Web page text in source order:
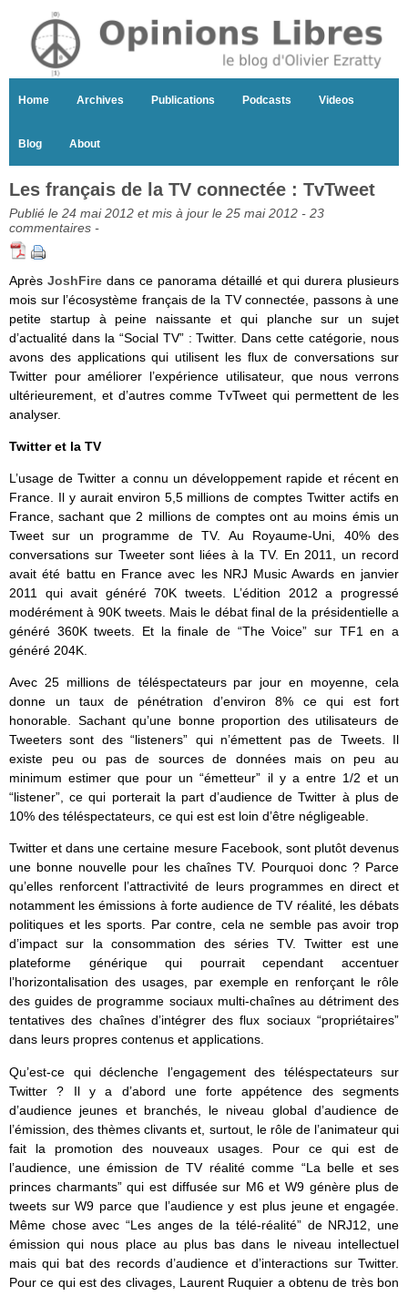
Home Archives Publications Podcasts Videos
Blog About
Les français de la TV connectée : TvTweet
Publié le 24 mai 2012 et mis à jour le 25 mai 2012 - 23
commentaires -
Après JoshFire dans ce panorama détaillé et qui durera plusieurs
mois sur l’écosystème français de la TV connectée, passons à une
petite startup à peine naissante et qui planche sur un sujet
d’actualité dans la “Social TV” : Twitter. Dans cette catégorie, nous
avons des applications qui utilisent les flux de conversations sur
Twitter pour améliorer l’expérience utilisateur, que nous verrons
ultérieurement, et d’autres comme TvTweet qui permettent de les
analyser.
Twitter et la TV
L’usage de Twitter a connu un développement rapide et récent en
France. Il y aurait environ 5,5 millions de comptes Twitter actifs en
France, sachant que 2 millions de comptes ont au moins émis un
Tweet sur un programme de TV. Au Royaume-Uni, 40% des
conversations sur Tweeter sont liées à la TV. En 2011, un record
avait été battu en France avec les NRJ Music Awards en janvier
2011 qui avait généré 70K tweets. L’édition 2012 a progressé
modérément à 90K tweets. Mais le débat final de la présidentielle a
généré 360K tweets. Et la finale de “The Voice” sur TF1 en a
généré 204K.
Avec 25 millions de téléspectateurs par jour en moyenne, cela
donne un taux de pénétration d’environ 8% ce qui est fort
honorable. Sachant qu’une bonne proportion des utilisateurs de
Tweeters sont des “listeners” qui n’émettent pas de Tweets. Il
existe peu ou pas de sources de données mais on peu au
minimum estimer que pour un “émetteur” il y a entre 1/2 et un
“listener”, ce qui porterait la part d’audience de Twitter à plus de
10% des téléspectateurs, ce qui est est loin d’être négligeable.
Twitter et dans une certaine mesure Facebook, sont plutôt devenus
une bonne nouvelle pour les chaînes TV. Pourquoi donc ? Parce
qu’elles renforcent l’attractivité de leurs programmes en direct et
notamment les émissions à forte audience de TV réalité, les débats
politiques et les sports. Par contre, cela ne semble pas avoir trop
d’impact sur la consommation des séries TV. Twitter est une
plateforme générique qui pourrait cependant accentuer
l’horizontalisation des usages, par exemple en renforçant le rôle
des guides de programme sociaux multi-chaînes au détriment des
tentatives des chaînes d’intégrer des flux sociaux “propriétaires”
dans leurs propres contenus et applications.
Qu’est-ce qui déclenche l’engagement des téléspectateurs sur
Twitter ? Il y a d’abord une forte appétence des segments
d’audience jeunes et branchés, le niveau global d’audience de
l’émission, des thèmes clivants et, surtout, le rôle de l’animateur qui
fait la promotion des nouveaux usages. Pour ce qui est de
l’audience, une émission de TV réalité comme “La belle et ses
princes charmants” qui est diffusée sur M6 et W9 génère plus de
tweets sur W9 parce que l’audience y est plus jeune et engagée.
Même chose avec “Les anges de la télé-réalité” de NRJ12, une
émission qui nous place au plus bas dans le niveau intellectuel
mais qui bat des records d’audience et d’interactions sur Twitter.
Pour ce qui est des clivages, Laurent Ruquier a obtenu de très bon